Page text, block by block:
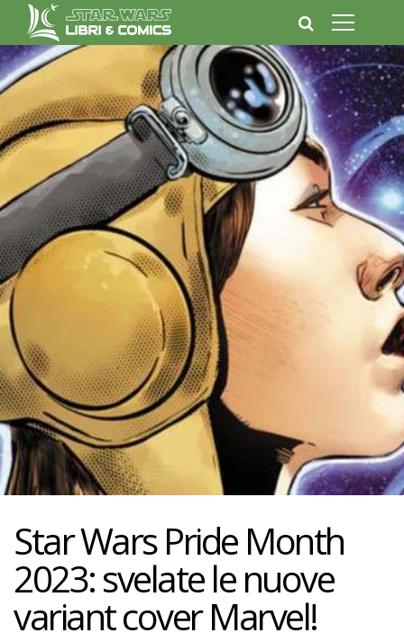
Star Wars Pride Month
2023: svelate le nuove
variant cover Marvel!